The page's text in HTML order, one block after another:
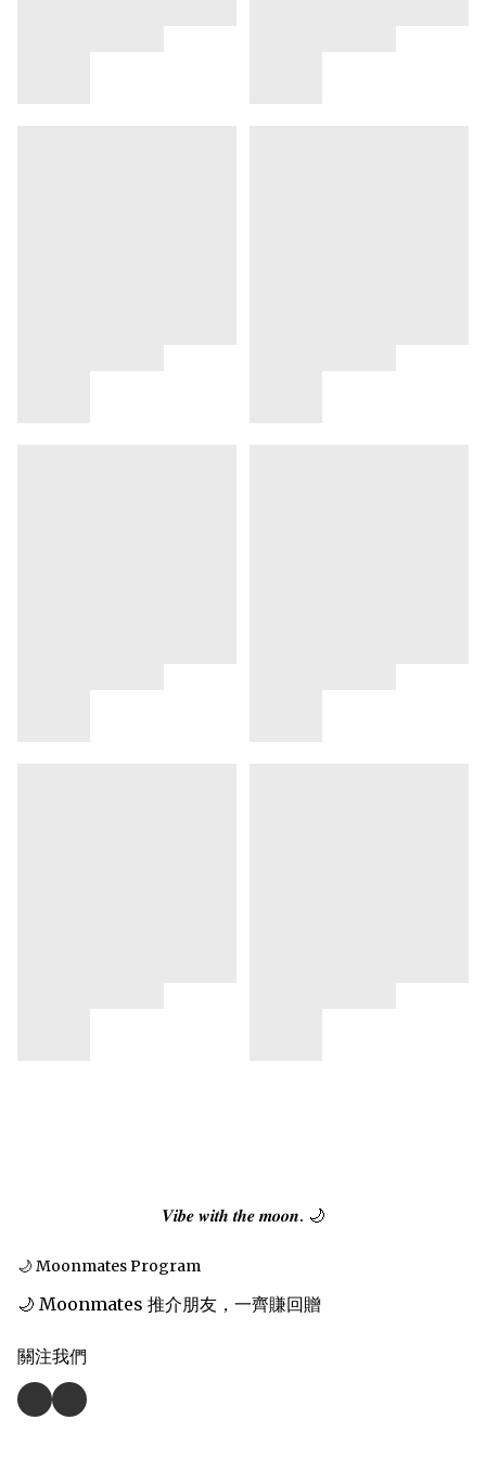
𝑽𝒊𝒃𝒆 𝒘𝒊𝒕𝒉 𝒕𝒉𝒆 𝒎𝒐𝒐𝒏. 🌙
🌙 Moonmates Program
🌙 Moonmates 推介朋友，一齊賺回贈
關注我們